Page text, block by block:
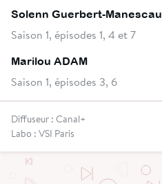
Solenn Guerbert-Manescau
Saison 1, épisodes 1, 4 et 7
Marilou ADAM
Saison 1, épisodes 3, 6
Diffuseur : Canal+
Labo : VSI Paris